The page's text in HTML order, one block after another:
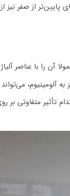
پایین‌تر از صفر
آن را با عناصر
می‌تواند استحکام آن
تأثیر متفاوتی بر